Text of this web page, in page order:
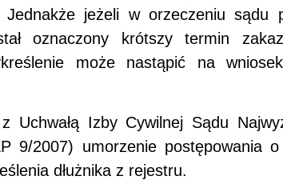
jeżeli w orzeczeniu sądu
oznaczony krótszy termin
może nastąpić na
Uchwałą Izby Cywilnej Sądu
9/2007) umorzenie postępowania
dłużnika z rejestru.